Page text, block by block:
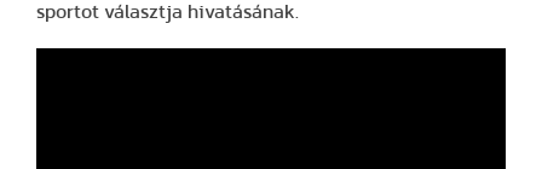
sportot választja hivatásának.